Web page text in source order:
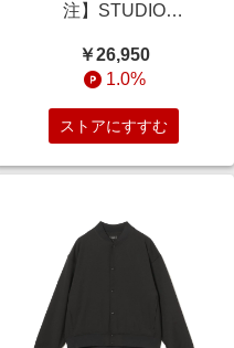
注】STUDIO
ニコルソン / LISA
OXFORD SHIRT シャ
ツ・ブラウス MEN
BLUE XS
￥26,950
1.0%
ストアにすすむ